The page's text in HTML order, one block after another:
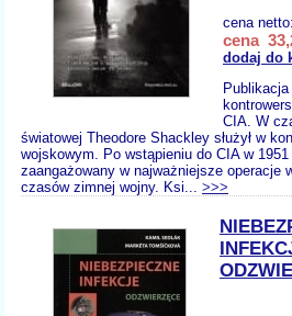
cena
cena
dodaj do
CIA. W
światowej Theodore Shackley służył w
wojskowym. Po wstąpieniu do CIA w 1951
zaangażowany w najważniejsze operacje
czasów zimnej wojny. Ksi... >>>